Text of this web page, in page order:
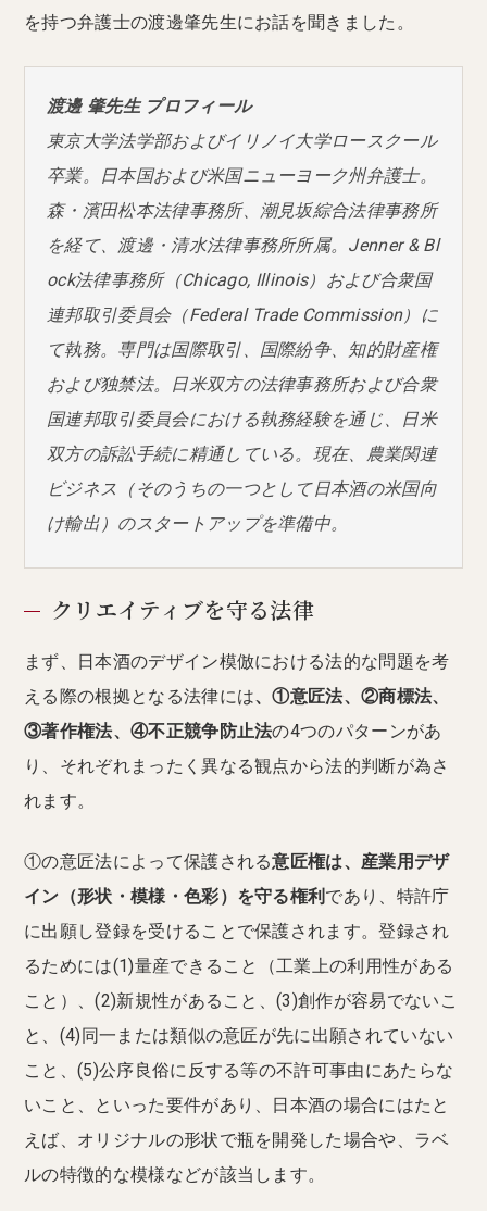
を持つ弁護士の渡邊肇先生にお話を聞きました。
渡邊 肇先生 プロフィール
東京大学法学部およびイリノイ大学ロースクール
卒業。日本国および米国ニューヨーク州弁護士。
森・濱田松本法律事務所、潮見坂綜合法律事務所
を経て、渡邊・清水法律事務所所属。Jenner & Bl
ock法律事務所（Chicago, Illinois）および合衆国
連邦取引委員会（Federal Trade Commission）に
て執務。専門は国際取引、国際紛争、知的財産権
および独禁法。日米双方の法律事務所および合衆
国連邦取引委員会における執務経験を通じ、日米
双方の訴訟手続に精通している。現在、農業関連
ビジネス（そのうちの一つとして日本酒の米国向
け輸出）のスタートアップを準備中。
クリエイティブを守る法律
まず、日本酒のデザイン模倣における法的な問題を考
える際の根拠となる法律には、①意匠法、②商標法、
③著作権法、④不正競争防止法の4つのパターンがあ
り、それぞれまったく異なる観点から法的判断が為さ
れます。
①の意匠法によって保護される意匠権は、産業用デザ
イン（形状・模様・色彩）を守る権利 であり、特許庁
に出願し登録を受けることで保護されます。登録され
るためには(1)量産できること（工業上の利用性がある
こと）、(2)新規性があること、(3)創作が容易でないこ
と、(4)同一または類似の意匠が先に出願されていない
こと、(5)公序良俗に反する等の不許可事由にあたらな
いこと、といった要件があり、日本酒の場合にはたと
えば、オリジナルの形状で瓶を開発した場合や、ラベ
ルの特徴的な模様などが該当します。